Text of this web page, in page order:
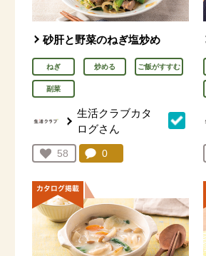
砂肝と野菜のねぎ塩炒め
ねぎ 炒める ご飯がすすむ
副菜
生活クラブカタ
ログさん
お気に入り登録：
58
人が登録
コメント：
0